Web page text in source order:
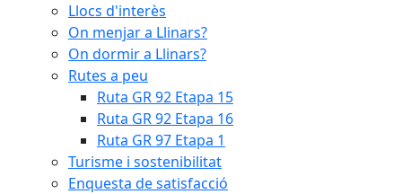
Llocs d'interès
On menjar a Llinars?
On dormir a Llinars?
Rutes a peu
Ruta GR 92 Etapa 15
Ruta GR 92 Etapa 16
Ruta GR 97 Etapa 1
Turisme i sostenibilitat
Enquesta de satisfacció